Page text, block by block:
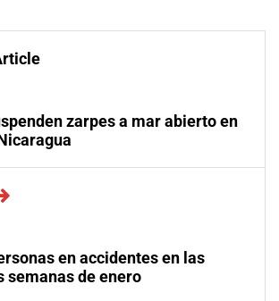
zarpes a mar abierto en
en accidentes en las
semanas de enero